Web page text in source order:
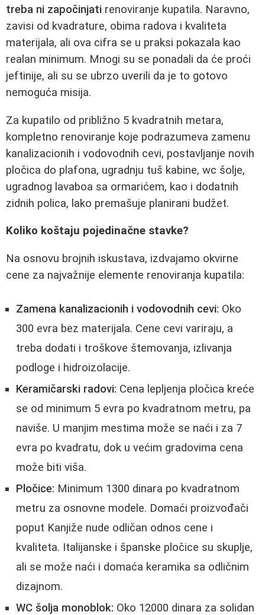
treba ni započinjati renoviranje kupatila. Naravno,
zavisi od kvadrature, obima radova i kvaliteta
materijala, ali ova cifra se u praksi pokazala kao
realan minimum. Mnogi su se ponadali da će proći
jeftinije, ali su se ubrzo uverili da je to gotovo
nemoguća misija.
Za kupatilo od približno 5 kvadratnih metara,
kompletno renoviranje koje podrazumeva zamenu
kanalizacionih i vodovodnih cevi, postavljanje novih
pločica do plafona, ugradnju tuš kabine, wc šolje,
ugradnog lavaboa sa ormarićem, kao i dodatnih
zidnih polica, lako premašuje planirani budžet.
Koliko koštaju pojedinačne stavke?
Na osnovu brojnih iskustava, izdvajamo okvirne
cene za najvažnije elemente renoviranja kupatila:
Zamena kanalizacionih i vodovodnih cevi: Oko
300 evra bez materijala. Cene cevi variraju, a
treba dodati i troškove štemovanja, izlivanja
podloge i hidroizolacije.
Keramičarski radovi: Cena lepljenja pločica kreće
se od minimum 5 evra po kvadratnom metru, pa
naviše. U manjim mestima može se naći i za 7
evra po kvadratu, dok u većim gradovima cena
može biti viša.
Pločice: Minimum 1300 dinara po kvadratnom
metru za osnovne modele. Domaći proizvođači
poput Kanjiže nude odličan odnos cene i
kvaliteta. Italijanske i španske pločice su skuplje,
ali se može naći i domaća keramika sa odličnim
dizajnom.
WC šolja monoblok: Oko 12000 dinara za solidan